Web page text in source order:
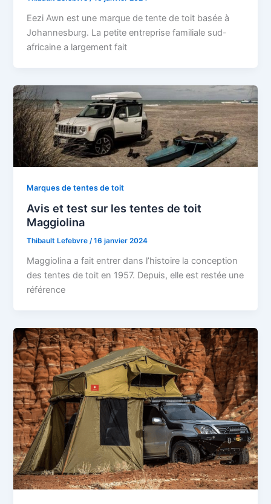
Eezi Awn est une marque de tente de toit basée à
Johannesburg. La petite entreprise familiale sud-
africaine a largement fait
Marques de tentes de toit
Avis et test sur les tentes de toit
Maggiolina
Thibault Lefebvre/16 janvier 2024
Maggiolina a fait entrer dans l’histoire la conception
des tentes de toit en 1957. Depuis, elle est restée une
référence